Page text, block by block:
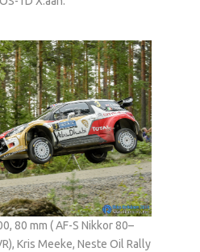
80 mm ( AF-S Nikkor 80–
Kris Meeke, Neste Oil Rally